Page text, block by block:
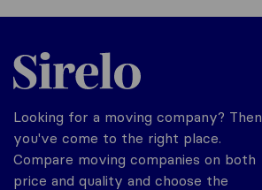
Sirelo.be
Looking for a moving company? Then
you've come to the right place.
Compare moving companies on both
price and quality and choose the